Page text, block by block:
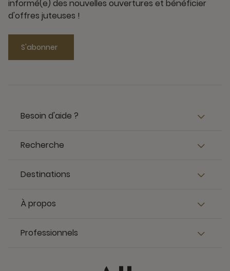
informé(e) des nouvelles ouvertures et bénéficier
d'offres juteuses !
S'abonner
Besoin d'aide ?
Recherche
Destinations
À propos
Professionnels